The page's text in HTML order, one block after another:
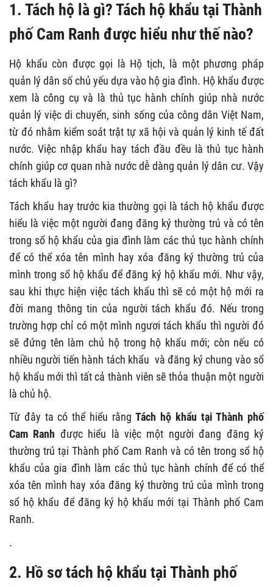
1. Tách hộ là gì? Tách hộ khẩu tại Thành
phố Cam Ranh được hiểu như thế nào?
Hộ khẩu còn được gọi là Hộ tịch, là một phương pháp
quản lý dân số chủ yếu dựa vào hộ gia đình. Hộ khẩu được
xem là công cụ và là thủ tục hành chính giúp nhà nước
quản lý việc di chuyển, sinh sống của công dân Việt Nam,
từ đó nhằm kiểm soát trật tự xã hội và quản lý kinh tế đất
nước. Việc nhập khẩu hay tách đầu đều là thủ tục hành
chính giúp cơ quan nhà nước dễ dàng quản lý dân cư. Vậy
tách khẩu là gì?
Tách khẩu hay trước kia thường gọi là tách hộ khẩu được
hiểu là việc một người đang đăng ký thường trú và có tên
trong sổ hộ khẩu của gia đình làm các thủ tục hành chính
để có thể xóa tên mình hay xóa đăng ký thường trú của
mình trong sổ hộ khẩu để đăng ký hộ khẩu mới. Như vậy,
sau khi thực hiện việc tách khẩu thì sẽ có một hộ mới ra
đời mang thông tin của người tách khẩu đó. Nếu trong
trường hợp chỉ có một mình ngươi tách khẩu thì người đó
sẽ đứng tên làm chủ hộ trong hộ khẩu mới; còn nếu có
nhiều người tiến hành tách khẩu và đăng ký chung vào sổ
hộ khẩu mới thì tất cả thành viên sẽ thỏa thuận một người
là chủ hộ.
Từ đây ta có thể hiểu rằngTách hộ khẩu tại Thành phố
Cam Ranh được hiểu là việc một người đang đăng ký
thường trú tại Thành phố Cam Ranh và có tên trong sổ hộ
khẩu của gia đình làm các thủ tục hành chính để có thể
xóa tên mình hay xóa đăng ký thường trú của mình trong
sổ hộ khẩu để đăng ký hộ khẩu mới tại Thành phố Cam
Ranh.
.
2. Hồ sơ tách hộ khẩu tại Thành phố